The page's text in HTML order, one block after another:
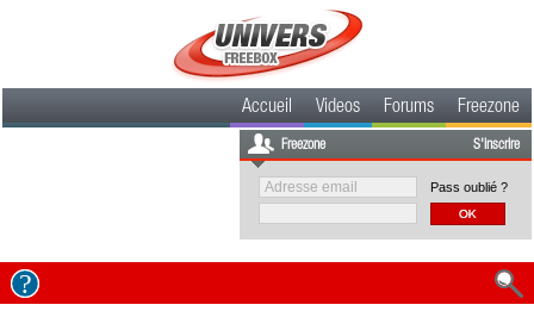
Accueil Videos Forums Freezone
Freezone S'inscrire
Pass oublié ?